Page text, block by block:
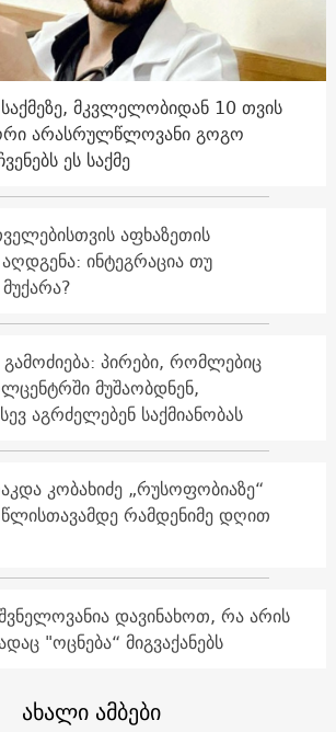
მკვლელობიდან 10 თვის
არასრულწლოვანი გოგო
ეს საქმე
აფხაზეთის
ინტეგრაცია თუ
პირები, რომლებიც
მუშაობდნენ,
აგრძელებენ საქმიანობას
კობახიძე „რუსოფობიაზე“
რამდენიმე დღით
დავინახოთ, რა არის
"ოცნება“ მიგვაქანებს
ახალი ამბები